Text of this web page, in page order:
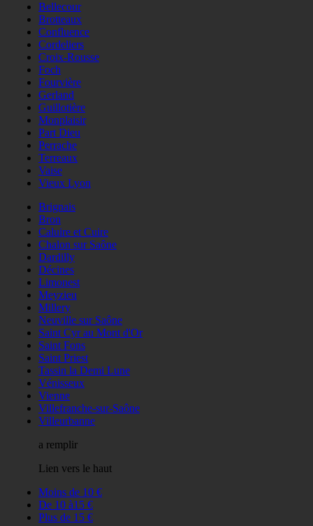
Bellecour
Brotteaux
Confluence
Cordeliers
Croix-Rousse
Foch
Fourvière
Gerland
Guillotière
Monplaisir
Part Dieu
Perrache
Terreaux
Vaise
Vieux Lyon
Brignais
Bron
Caluire et Cuire
Chalon sur Saône
Dardilly
Décines
Limonest
Meyzieu
Millery
Neuville sur Saône
Saint Cyr au Mont d'Or
Saint Fons
Saint Priest
Tassin la Demi Lune
Vénisseux
Vienne
Villefranche-sur-Saône
Villeurbanne
a remplir
Lien vers le haut
Moins de 10 €
De 10 à15 €
Plus de 15 €